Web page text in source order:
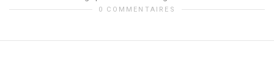
0 COMMENTAIRES